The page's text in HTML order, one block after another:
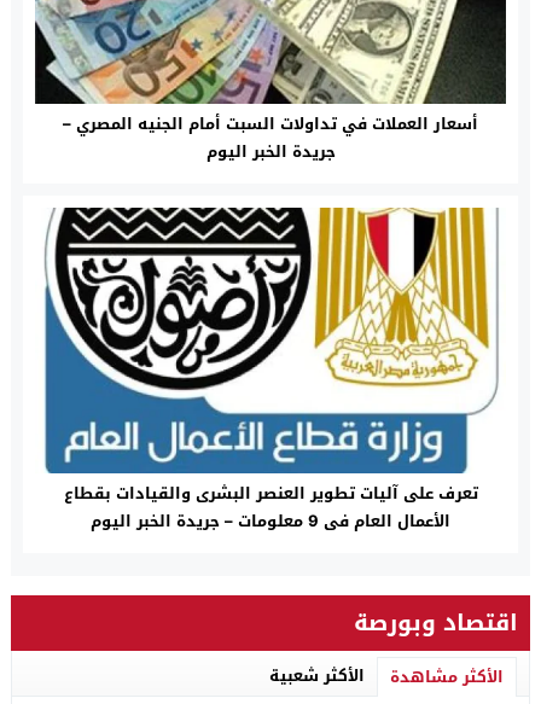
أسعار العملات في تداولات السبت أمام الجنيه المصري –
جريدة الخبر اليوم
تعرف على آليات تطوير العنصر البشرى والقيادات بقطاع
الأعمال العام فى 9 معلومات – جريدة الخبر اليوم
اقتصاد وبورصة
الأكثر مشاهدة الأكثر شعبية